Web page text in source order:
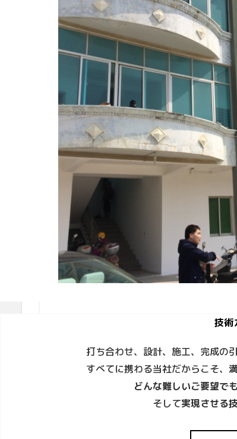
技術
打ち合わせ、設計、施工、完成の
すべてに携わる当社だからこそ、
どんな難しいご要望で
そして実現させる